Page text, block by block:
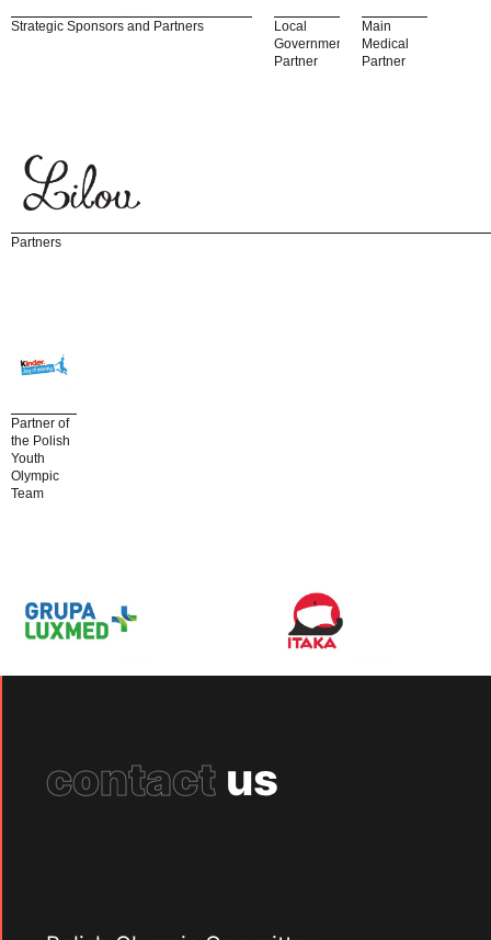
Strategic Sponsors and Partners
Local
Government
Partner
Main
Medical
Partner
Partners
Partner of
the Polish
Youth
Olympic
Team
contact us